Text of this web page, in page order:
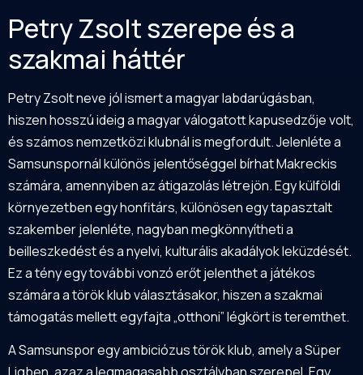
Petry Zsolt szerepe és a
szakmai háttér
Petry Zsolt neve jól ismert a magyar labdarúgásban,
hiszen hosszú ideig a magyar válogatott kapusedzője volt,
és számos nemzetközi klubnál is megfordult. Jelenléte a
Samsunspornál különös jelentőséggel bírhat Makreckis
számára, amennyiben az átigazolás létrejön. Egy külföldi
környezetben egy honfitárs, különösen egy tapasztalt
szakember jelenléte, nagyban megkönnyítheti a
beilleszkedést és a nyelvi, kulturális akadályok leküzdését.
Ez a tény egy további vonzó erőt jelenthet a játékos
számára a török klub választásakor, hiszen a szakmai
támogatás mellett egyfajta „otthoni” légkört is teremthet.
A Samsunspor egy ambiciózus török klub, amely a Süper